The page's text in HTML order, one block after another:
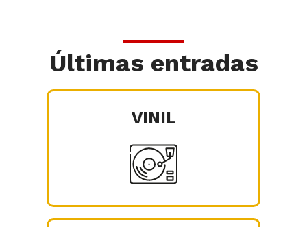
Últimas entradas
VINIL